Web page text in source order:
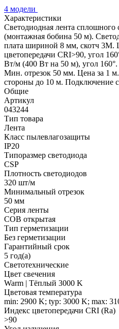
4 модели
Характеристики
Светодиодная лента
(монтажная бобина 50 м).
плата шириной 8 мм, скотч
цветопередачи CRI>90, угол
Вт/м (400 Вт на 50 м), угол
Мин. отрезок 50 мм. Цена за 1
стороны до 10 м. Подключение
Общие
Артикул
043244
Тип товара
Лента
Класс пылевлагозащиты
IP20
Типоразмер светодиода
CSP
Плотность светодиодов
320 шт/м
Минимальный отрезок
50 мм
Серия ленты
COB открытая
Тип герметизации
Без герметизации
Гарантийный срок
5 год(а)
Светотехнические
Цвет свечения
Warm | Тёплый 3000 K
Цветовая температура
min: 2900 K; typ: 3000 K; max:
Индекс цветопередачи CRI (Ra)
>90